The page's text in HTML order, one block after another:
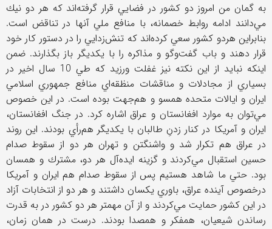
به گمان من امروز دو كشور در فضايي قرار گرفته‌اند كه هر دو نيك
مي‌دانند ادامه روابط خصمانه، با منافع ملي آنها در تناقض است.
بنابراين هردو كشور سعي كرده‌اند كه تنش‌زدايي را در دستور كار خود
قرار دهند و باب گفت‌وگو و مذاكره را با يكديگر باز بگذارند. ضمن
اينكه نبايد از این نكته نيز غفلت ورزيد كه طي 10 ‌سال اخير در
بسياري از مجادلات و مناقشات منظقه‌اي منافع جمهوري اسلامي
ايران و ايالات متحده همسو و هم‌جهت بوده است. در اين خصوص
مي‌توان به موارد افغانستان و عراق اشاره كرد. در جنگ افغانستان،
ايران و آمريكا در كنار زدنِ طالبان با يكديگر هم‌رأي بودند. اين روند
در عراق هم تكرار شد و واشنگتن و تهران هر دو از سقوط صدام
حسين استقبال مي‌كردند و گزينه ايده‌آل هر دو، مشترك و همسان
بود. حتي ما شاهد هستيم پس از سقوط صدام هم ايران و آمريكا
درخصوص آينده عراق، باوري يكسان داشتند و هر دو از انتخابات آزاد
در اين كشور حمايت مي‌كردند و از آن مهمتر هر دو كشور در به قدرت
رساندن شيعيان، همفكر و همصدا بودند. درست در همان زمان،